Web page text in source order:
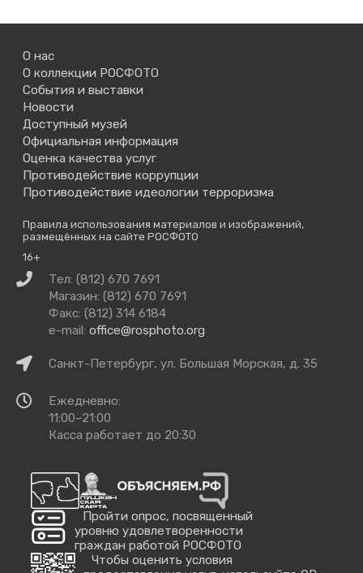
О нас
О коллекции РОСФОТО
События и выставки
Новости
Доступный музей
Официальная информация
Оценка качества услуг
Противодействие коррупции
Противодействие идеологии терроризма
Правила использования материалов и изображений,
размещённых на сайте РОСФОТО
16+
Связаться
нами
Тел: (812) 670 7691
Магазин: (812) 670 7691
Факс: (812) 314 6184
e-mail: office@rosphoto.org
КакСанкт-Петербург, ул. Большая Морская, д. 35
Время
работы
Ежедневно:
11:00–21:00
Касса работает до 20:30
Пройти опрос, посвященный
уровню удовлетворенности
граждан работой РОСФОТО
Чтобы оценить условия